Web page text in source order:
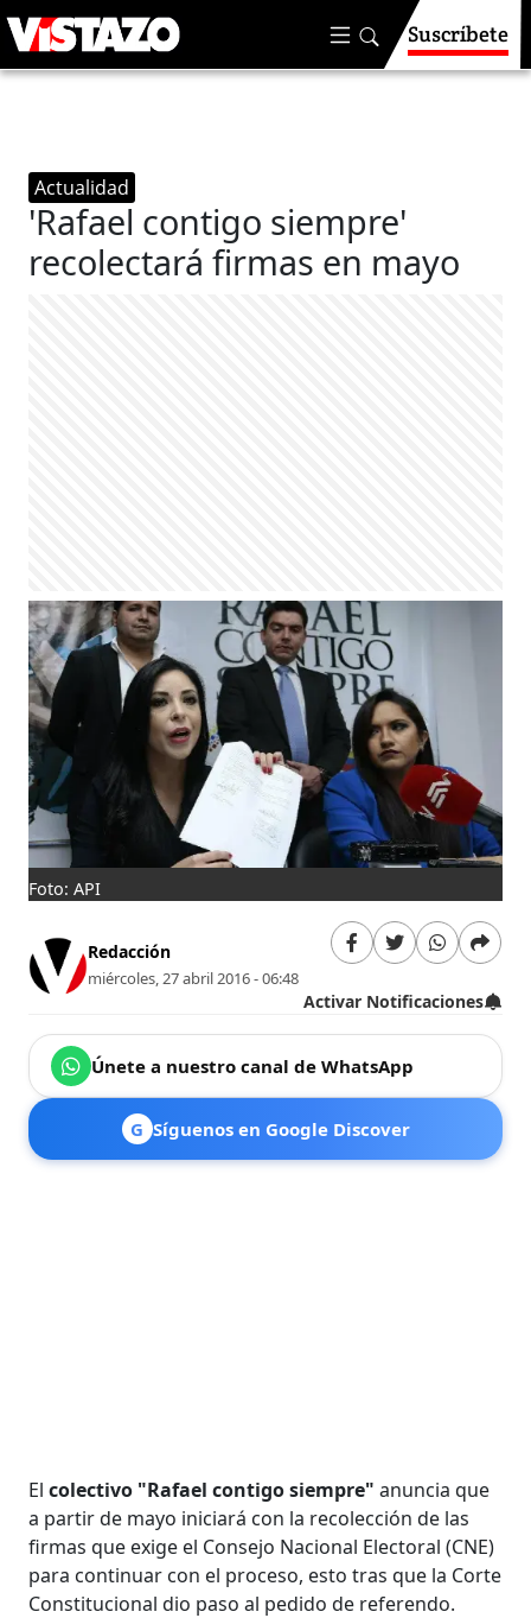
Suscríbete
Actualidad
'Rafael contigo siempre'
recolectará firmas en mayo
Foto: API
Redacción
miércoles, 27 abril 2016 - 06:48
Activar Notificaciones
Únete a nuestro canal de WhatsApp
G Síguenos en Google Discover
Elcolectivo "Rafael contigo siempre"anuncia que
a partir de mayo iniciará con la recolección de las
firmas que exige el Consejo Nacional Electoral (CNE)
para continuar con el proceso, esto tras que la Corte
Constitucional dio paso al pedido de referendo.